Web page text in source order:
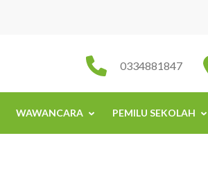
0334881847
WAWANCARA PEMILU SEKOLAH